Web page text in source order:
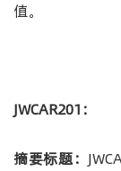
值。
JWCAR201 ：
摘要标题：